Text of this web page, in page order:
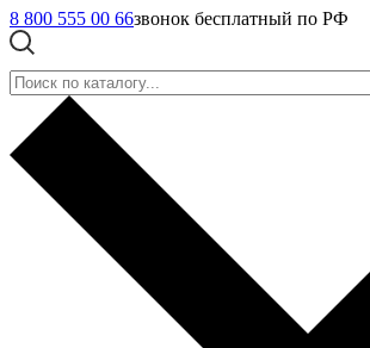
8 800 555 00 66звонок бесплатный по РФ